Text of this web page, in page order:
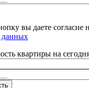
вы даете согласие
данных
квартиры на